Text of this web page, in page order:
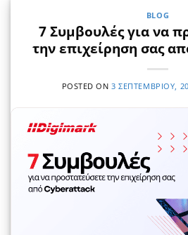
BLOG
7 Συμβουλές για να
την επιχείρηση σας
POSTED ON3 ΣΕΠΤΕΜΒΡΊΟΥ,